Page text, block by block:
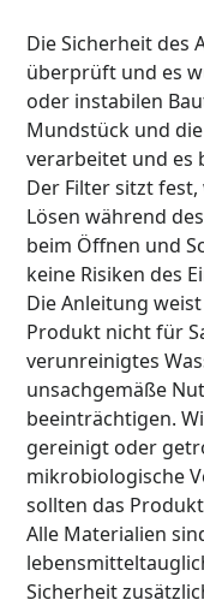
Die Sicherheit des
überprüft und es
oder instabilen
Mundstück und
verarbeitet und es
Der Filter sitzt
Lösen während
beim Öffnen und
keine Risiken des
Die Anleitung
Produkt nicht für
verunreinigtes
unsachgemäße
beeinträchtigen.
gereinigt oder
mikrobiologische
sollten das
Alle Materialien
Sicherheit